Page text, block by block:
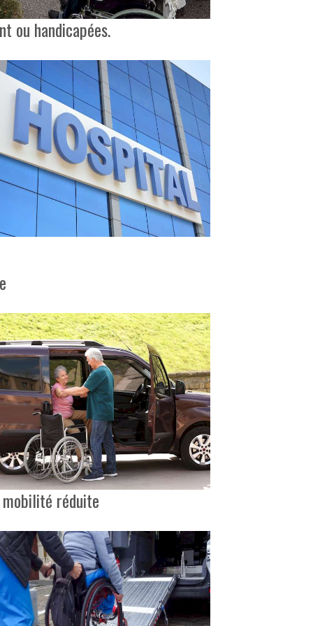
ou handicapées.
réduite